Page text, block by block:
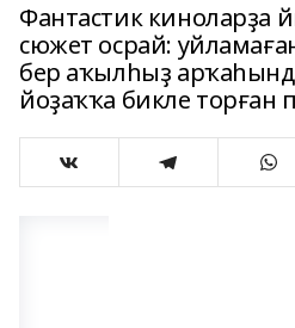
Фантастик киноларҙа
сюжет осрай:
бер аҡылһыҙ
йоҙаҡҡа бикле торған